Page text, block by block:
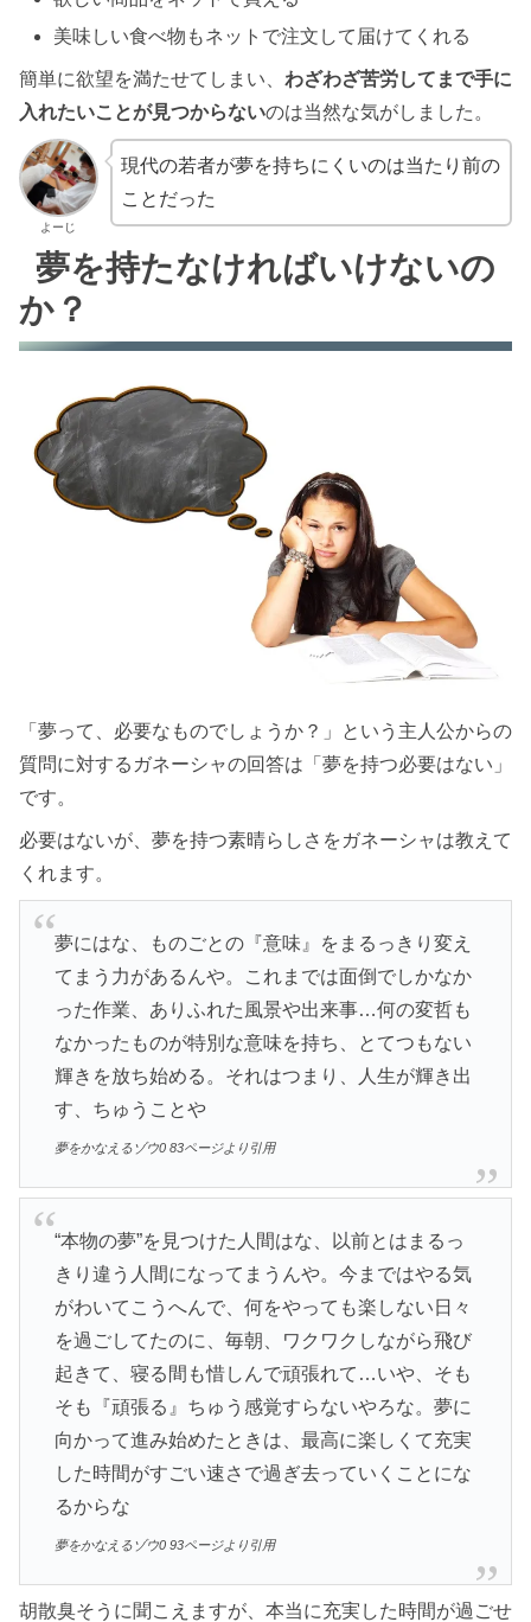
美味しい食べ物もネットで注文して届けてくれる
簡単に欲望を満たせてしまい、 わざわざ苦労してまで手に
入れたいことが見つからないのは当然な気がしました。
よーじ
現代の若者が夢を持ちにくいのは当たり前の
ことだった
夢を持たなければいけないの
か？
「夢って、必要なものでしょうか？」という主人公からの
質問に対するガネーシャの回答は「夢を持つ必要はない」
です。
必要はないが、夢を持つ素晴らしさをガネーシャは教えて
くれます。
夢にはな、ものごとの『意味』をまるっきり変え
てまう力があるんや。これまでは面倒でしかなか
った作業、ありふれた風景や出来事…何の変哲も
なかったものが特別な意味を持ち、とてつもない
輝きを放ち始める。それはつまり、人生が輝き出
す、ちゅうことや
夢をかなえるゾウ0 83ページより引用
“本物の夢”を見つけた人間はな、以前とはまるっ
きり違う人間になってまうんや。今まではやる気
がわいてこうへんで、何をやっても楽しない日々
を過ごしてたのに、毎朝、ワクワクしながら飛び
起きて、寝る間も惜しんで頑張れて…いや、そも
そも『頑張る』ちゅう感覚すらないやろな。夢に
向かって進み始めたときは、最高に楽しくて充実
した時間がすごい速さで過ぎ去っていくことにな
るからな
夢をかなえるゾウ0 93ページより引用
胡散臭そうに聞こえますが、本当に充実した時間が過ごせ